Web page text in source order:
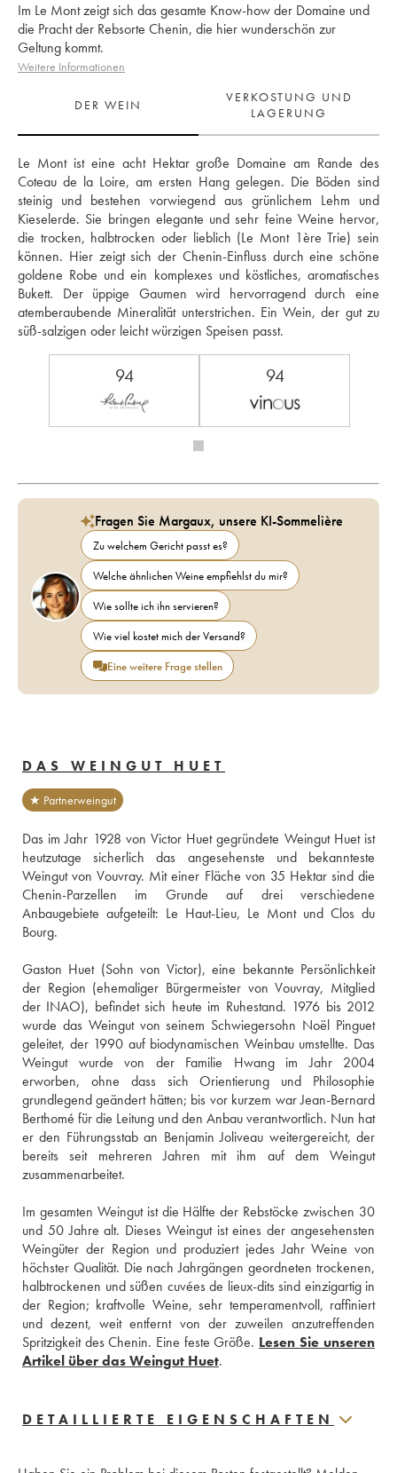
Im Le Mont zeigt sich das gesamte Know-how der Domaine und
die Pracht der Rebsorte Chenin, die hier wunderschön zur
Geltung kommt.
Weitere Informationen
DER WEIN
VERKOSTUNG UND
LAGERUNG
Le Mont ist eine acht Hektar große Domaine am Rande des
Coteau de la Loire, am ersten Hang gelegen. Die Böden sind
steinig und bestehen vorwiegend aus grünlichem Lehm und
Kieselerde. Sie bringen elegante und sehr feine Weine hervor,
die trocken, halbtrocken oder lieblich (Le Mont 1ère Trie) sein
können. Hier zeigt sich der Chenin-Einfluss durch eine schöne
goldene Robe und ein komplexes und köstliches, aromatisches
Bukett. Der üppige Gaumen wird hervorragend durch eine
atemberaubende Mineralität unterstrichen. Ein Wein, der gut zu
süß-salzigen oder leicht würzigen Speisen passt.
94 94
Fragen Sie Margaux, unsere KI-Sommelière
Zu welchem Gericht passt es?
Welche ähnlichen Weine empfiehlst du mir?
Wie sollte ich ihn servieren?
Wie viel kostet mich der Versand?
Eine weitere Frage stellen
DAS WEINGUT HUET
★ Partnerweingut
Das im Jahr 1928 von Victor Huet gegründete Weingut Huet ist
heutzutage sicherlich das angesehenste und bekannteste
Weingut von Vouvray. Mit einer Fläche von 35 Hektar sind die
Chenin-Parzellen im Grunde auf drei verschiedene
Anbaugebiete aufgeteilt: Le Haut-Lieu, Le Mont und Clos du
Bourg.
Gaston Huet (Sohn von Victor), eine bekannte Persönlichkeit
der Region (ehemaliger Bürgermeister von Vouvray, Mitglied
der INAO), befindet sich heute im Ruhestand. 1976 bis 2012
wurde das Weingut von seinem Schwiegersohn Noël Pinguet
geleitet, der 1990 auf biodynamischen Weinbau umstellte. Das
Weingut wurde von der Familie Hwang im Jahr 2004
erworben, ohne dass sich Orientierung und Philosophie
grundlegend geändert hätten; bis vor kurzem war Jean-Bernard
Berthomé für die Leitung und den Anbau verantwortlich. Nun hat
er den Führungsstab an Benjamin Joliveau weitergereicht, der
bereits seit mehreren Jahren mit ihm auf dem Weingut
zusammenarbeitet.
Im gesamten Weingut ist die Hälfte der Rebstöcke zwischen 30
und 50 Jahre alt. Dieses Weingut ist eines der angesehensten
Weingüter der Region und produziert jedes Jahr Weine von
höchster Qualität. Die nach Jahrgängen geordneten trockenen,
halbtrockenen und süßen cuvées de lieux-dits sind einzigartig in
der Region; kraftvolle Weine, sehr temperamentvoll, raffiniert
und dezent, weit entfernt von der zuweilen anzutreffenden
Spritzigkeit des Chenin. Eine feste Größe. Lesen Sie unseren
Artikel über das Weingut Huet.
DETAILLIERTE EIGENSCHAFTEN